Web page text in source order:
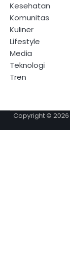
Kesehatan
Komunitas
Kuliner
Lifestyle
Media
Teknologi
Tren
Copyright © 2026